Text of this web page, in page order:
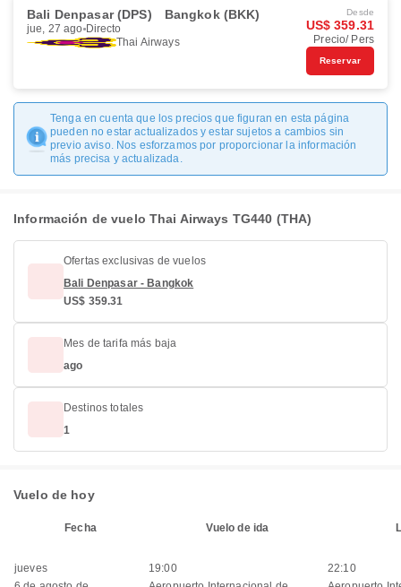
Bali Denpasar (DPS) Bangkok (BKK)
jue, 27 ago Directo
Thai Airways
Desde
US$ 359.31
Precio/ Pers
Reservar
Tenga en cuenta que los precios que figuran en esta página
pueden no estar actualizados y estar sujetos a cambios sin
previo aviso. Nos esforzamos por proporcionar la información
más precisa y actualizada.
Información de vuelo Thai Airways TG440 (THA)
Ofertas exclusivas de vuelos
Bali Denpasar - Bangkok
US$ 359.31
Mes de tarifa más baja
ago
Destinos totales
1
Vuelo de hoy
Fecha Vuelo de ida
jueves
19:00
22:10